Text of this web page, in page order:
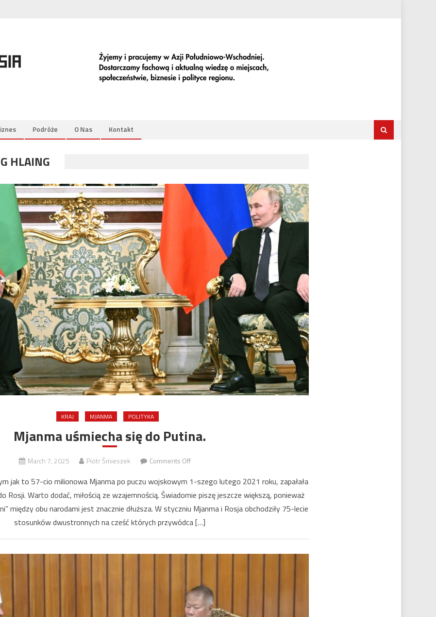
Podróże O Nas Kontakt
HLAING
KRAJ MJANMA POLITYKA
Mjanma uśmiecha się do Putina.
March 7, 2025 Piotr Śmieszek Comments Offon
uśmiecha
się
do
Putina.
jak to 57-cio milionowa Mjanma po puczu wojskowym 1-szego lutego 2021 roku, zapałała
Rosji. Warto dodać, miłością ze wzajemnością. Świadomie piszę jeszcze większą, ponieważ
między obu narodami jest znacznie dłuższa. W styczniu Mjanma i Rosja obchodziły 75-lecie
stosunków dwustronnych na cześć których przywódca […]